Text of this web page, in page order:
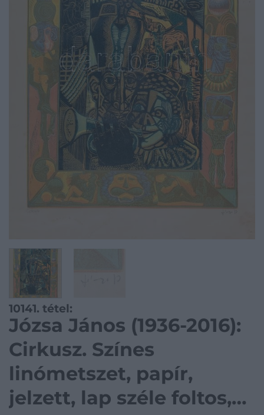
10141. tétel:
Józsa János (1936-2016):
Cirkusz. Színes
linómetszet, papír,
jelzett, lap széle foltos,